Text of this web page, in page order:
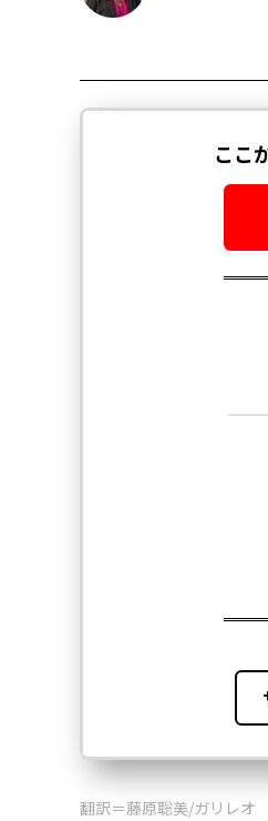
翻訳＝藤原聡美/ガリレオ